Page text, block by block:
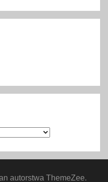
autorstwa ThemeZee.